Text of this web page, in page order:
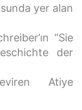
yer alan
“Sie
der
Atiye